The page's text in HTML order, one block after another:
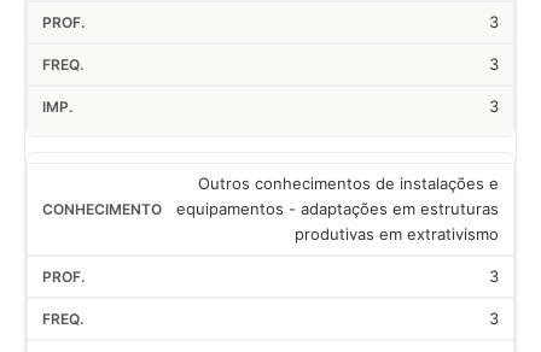
3
3
3
Outros conhecimentos de instalações e
equipamentos - adaptações em estruturas
produtivas em extrativismo
3
3